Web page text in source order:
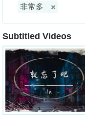
非常多
Subtitled Videos